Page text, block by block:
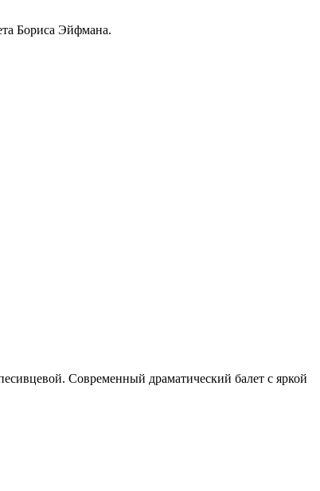
Бориса Эйфмана.
Современный драматический балет с яркой